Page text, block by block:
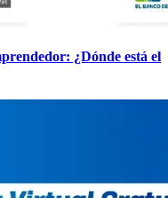
¿Dónde está el